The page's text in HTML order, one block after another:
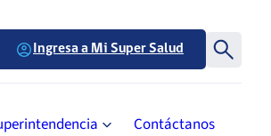
Contáctanos
Ingresa a Mi Super Salud